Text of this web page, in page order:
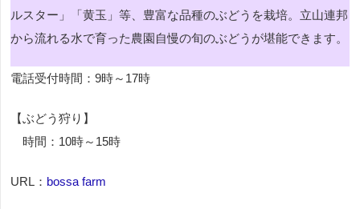
ルスター」「黄玉」等、豊富な品種のぶどうを栽培。立山連邦
から流れる水で育った農園自慢の旬のぶどうが堪能できます。
電話受付時間：9時～17時
【ぶどう狩り】
時間：10時～15時
URL： bossa farm